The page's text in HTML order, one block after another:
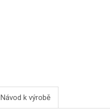
Návod k výrobě